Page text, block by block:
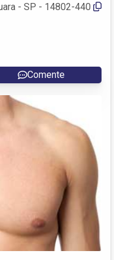
- SP - 14802-440
Comente